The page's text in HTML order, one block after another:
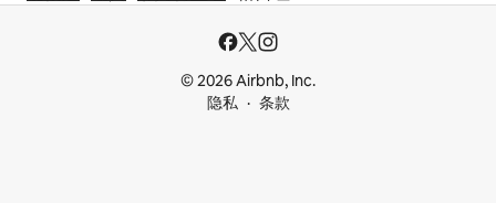
© 2026 Airbnb, Inc.
隐私
条款